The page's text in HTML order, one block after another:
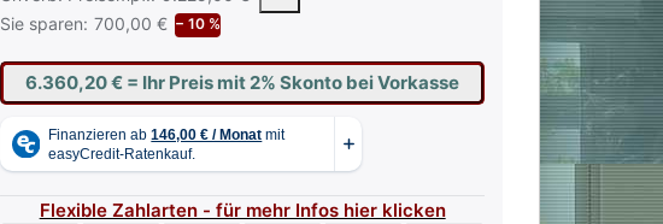
Sie sparen: 700,00 € − 10 %
6.360,20 € = Ihr Preis mit 2% Skonto bei Vorkasse
Flexible Zahlarten - für mehr Infos hier klicken